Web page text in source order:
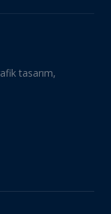
tasarım,